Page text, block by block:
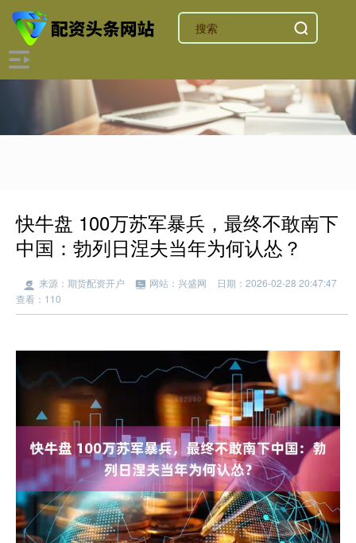
快牛盘 100万苏军暴兵，最终不敢南下
中国：勃列日涅夫当年为何认怂？
来源：期货配资开户 网站：兴盛网
日期：2026-02-28 20:47:47
查看：110